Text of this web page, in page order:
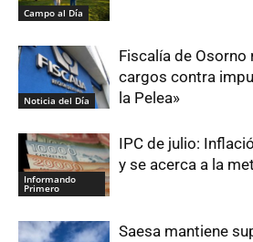
Campo al Día
Noticia del Día
Fiscalía de
cargos contra
la Pelea»
Informando
Primero
IPC de julio:
y se acerca a la
Saesa mantiene